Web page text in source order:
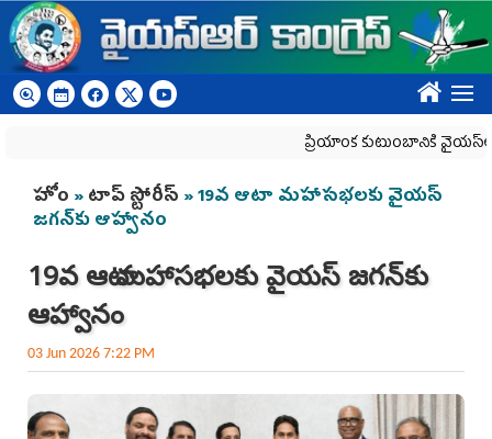
Skip to main content
????
ప్రియాంక కుటుంబానికి
You are here
హోం »టాప్ స్టోరీస్ » 19వ ఆటా మహాసభలకు వైయస్‌
జగన్‌కు ఆహ్వానం
19వ ఆటా మహాసభలకు వైయస్‌ జగన్‌కు
ఆహ్వానం
03 Jun 2026 7:22 PM